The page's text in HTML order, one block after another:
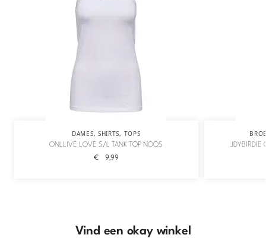
DAMES, SHIRTS, TOPS
ONLLIVE LOVE S/L TANK TOP NOOS
€ 9,99
JDYBIRDIE
Vind een okay winkel